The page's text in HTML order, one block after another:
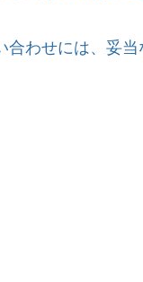
合わせには、妥